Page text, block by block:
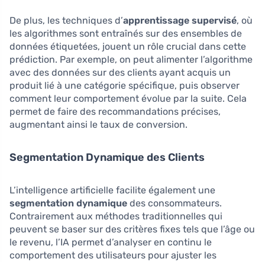
De plus, les techniques d’apprentissage supervisé, où
les algorithmes sont entraînés sur des ensembles de
données étiquetées, jouent un rôle crucial dans cette
prédiction. Par exemple, on peut alimenter l’algorithme
avec des données sur des clients ayant acquis un
produit lié à une catégorie spécifique, puis observer
comment leur comportement évolue par la suite. Cela
permet de faire des recommandations précises,
augmentant ainsi le taux de conversion.
Segmentation Dynamique des Clients
L’intelligence artificielle facilite également une
segmentation dynamique des consommateurs.
Contrairement aux méthodes traditionnelles qui
peuvent se baser sur des critères fixes tels que l’âge ou
le revenu, l’IA permet d’analyser en continu le
comportement des utilisateurs pour ajuster les